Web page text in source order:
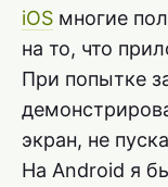
iOS многие
на то, что
При попытке
экран, не
На Android я